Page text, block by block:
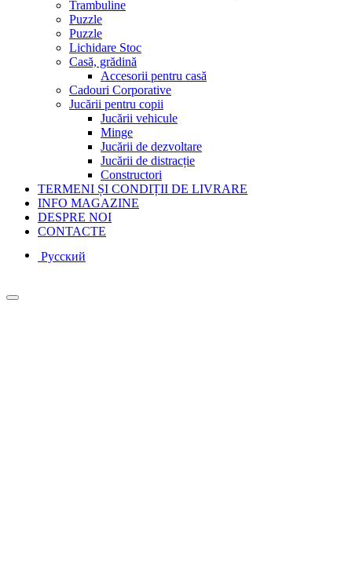
Trambuline
Puzzle
Puzzle
Lichidare Stoc
Casă, grădină
Accesorii pentru casă
Cadouri Corporative
Jucării pentru copii
Jucării vehicule
Minge
Jucării de dezvoltare
Jucării de distracție
Constructori
TERMENI ȘI CONDIȚII DE LIVRARE
INFO MAGAZINE
DESPRE NOI
CONTACTE
Русcкий